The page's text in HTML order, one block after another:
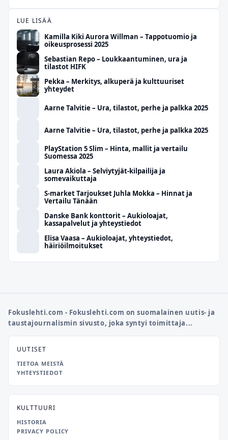
LUE LISÄÄ
Kamilla Kiki Aurora Willman – Tappotuomio ja
oikeusprosessi 2025
Sebastian Repo – Loukkaantuminen, ura ja
tilastot HIFK
Pekka – Merkitys, alkuperä ja kulttuuriset
yhteydet
Aarne Talvitie – Ura, tilastot, perhe ja palkka 2025
Aarne Talvitie – Ura, tilastot, perhe ja palkka 2025
PlayStation 5 Slim – Hinta, mallit ja vertailu
Suomessa 2025
Laura Akiola – Selviytyjät-kilpailija ja
somevaikuttaja
S-market Tarjoukset Juhla Mokka – Hinnat ja
Vertailu Tänään
Danske Bank konttorit – Aukioloajat,
kassapalvelut ja yhteystiedot
Elisa Vaasa – Aukioloajat, yhteystiedot,
häiriöilmoitukset
Fokuslehti.com - Fokuslehti.com on suomalainen uutis- ja
taustajournalismin sivusto, joka syntyi toimittaja...
UUTISET
TIETOA MEISTÄ
YHTEYSTIEDOT
KULTTUURI
HISTORIA
PRIVACY POLICY